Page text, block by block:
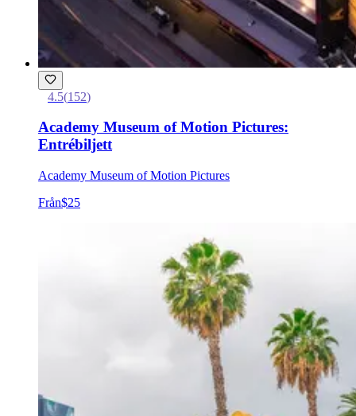
4.5(152)
Academy Museum of Motion Pictures:
Entrébiljett
Academy Museum of Motion Pictures
Från$25